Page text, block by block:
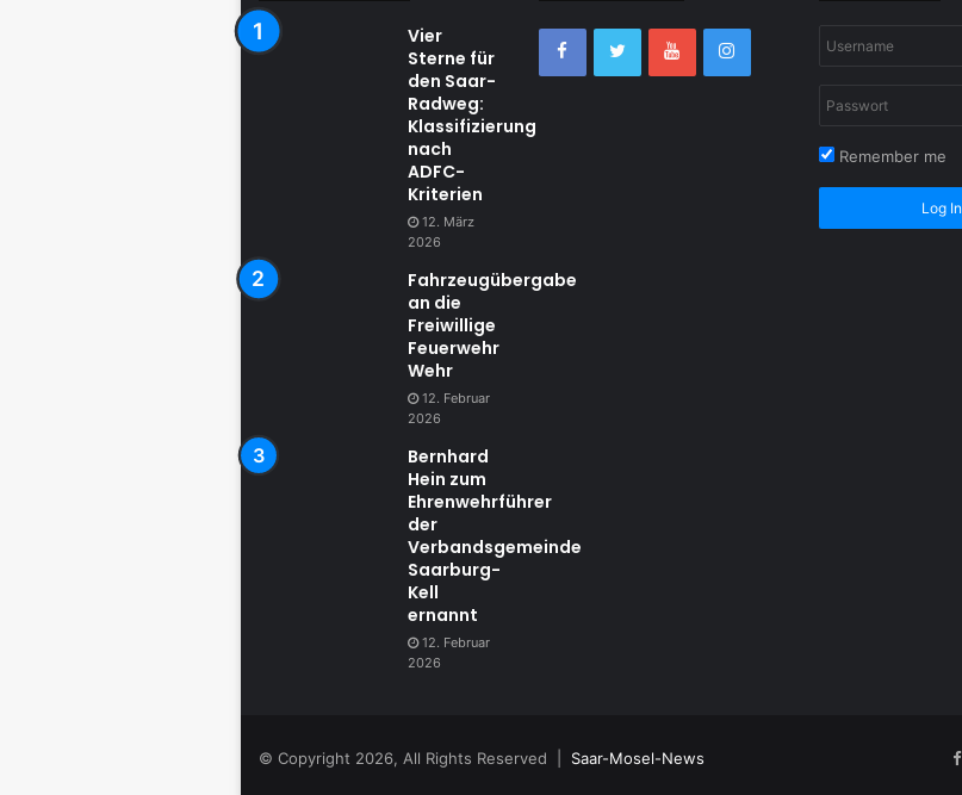
Vier
Sterne für
den Saar-
Radweg:
Klassifizierung
nach
ADFC-
Kriterien
12. März
2026
Fahrzeugübergabe
an die
Freiwillige
Feuerwehr
Wehr
12. Februar
2026
Bernhard
Hein zum
Ehrenwehrführer
der
Verbandsgemeinde
Saarburg-
Kell
ernannt
12. Februar
2026
Remember me
Log In
© Copyright 2026, All Rights Reserved | Saar-Mosel-News